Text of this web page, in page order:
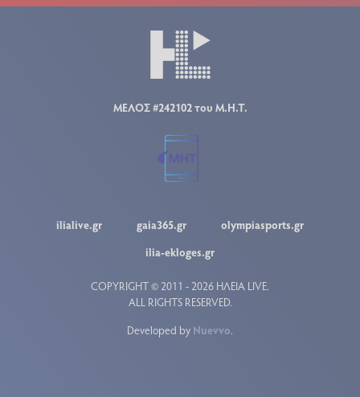
ΜΕΛΟΣ #242102 του Μ.Η.Τ.
ilialive.gr gaia365.gr
olympiasports.gr
ilia-ekloges.gr
COPYRIGHT © 2011 - 2026 ΗΛΕΙΑ LIVE.
ALL RIGHTS RESERVED.
Developed by Nuevvo.